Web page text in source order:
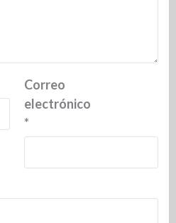
Correo
electrónico
*